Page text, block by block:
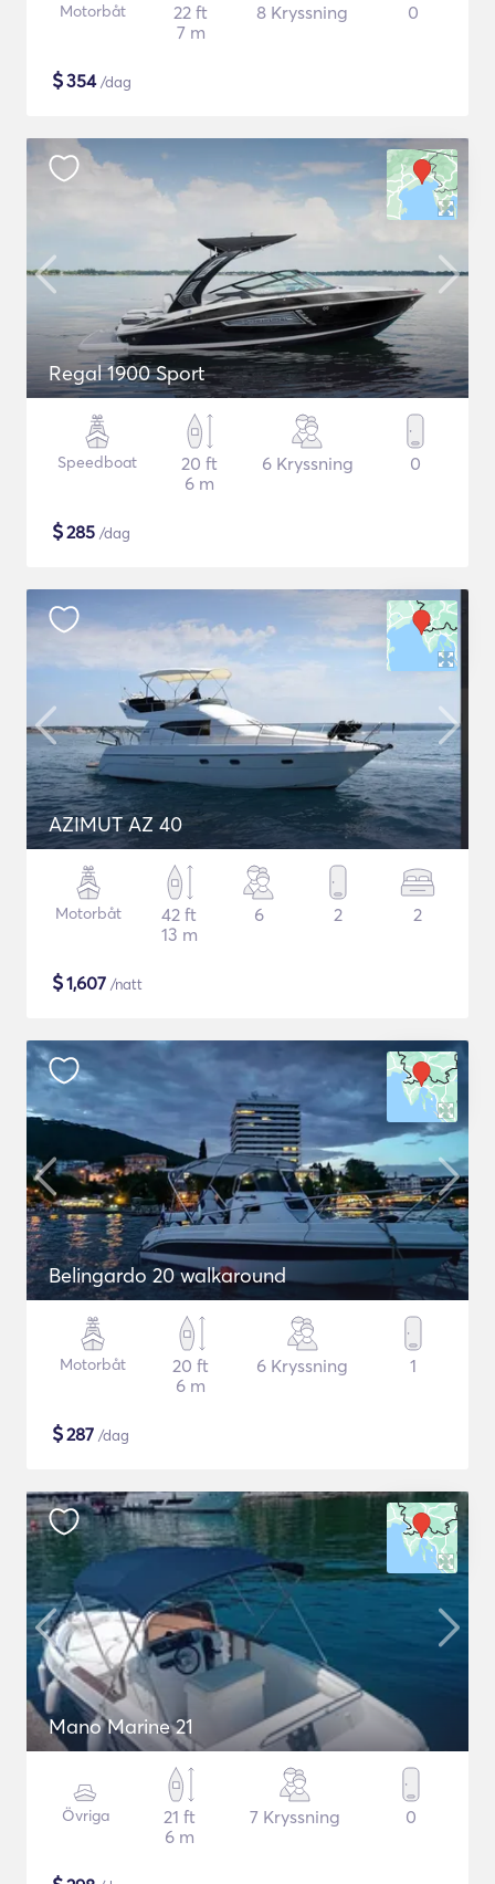
Motorbåt
22 ft
7 m
8 Kryssning 0
$354/dag
Regal 1900 Sport
Speedboat
20 ft
6 m
6 Kryssning 0
$285 /dag
AZIMUT AZ 40
Motorbåt
42 ft
13 m
6 2 2
$1,607 /natt
Belingardo 20 walkaround
Motorbåt
20 ft
6 m
6 Kryssning 1
$287 /dag
Mano Marine 21
Övriga
21 ft
6 m
7 Kryssning 0